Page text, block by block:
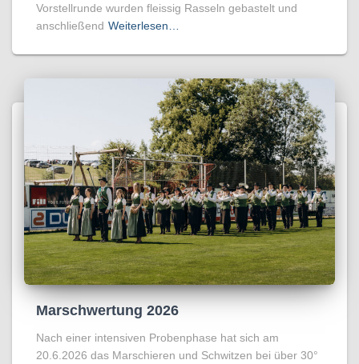
Vorstellrunde wurden fleissig Rasseln gebastelt und
anschließend Weiterlesen…
Marschwertung 2026
Nach einer intensiven Probenphase hat sich am
20.6.2026 das Marschieren und Schwitzen bei über 30°